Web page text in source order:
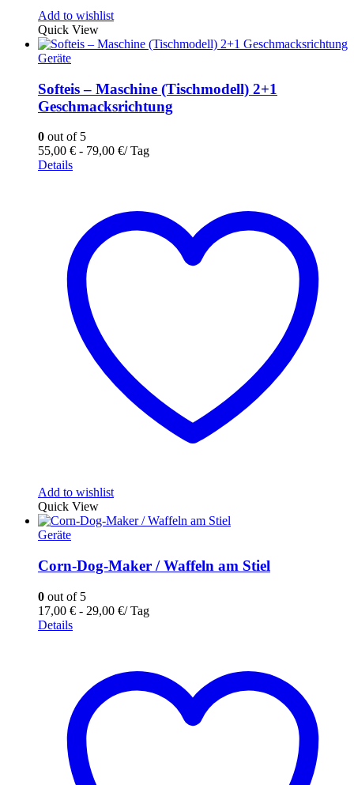
Add to wishlist
Quick View
Geräte
Softeis – Maschine (Tischmodell) 2+1
Geschmacksrichtung
0 out of 5
55,00 € - 79,00 €/ Tag
Details
Add to wishlist
Quick View
Geräte
Corn-Dog-Maker / Waffeln am Stiel
0 out of 5
17,00 € - 29,00 €/ Tag
Details